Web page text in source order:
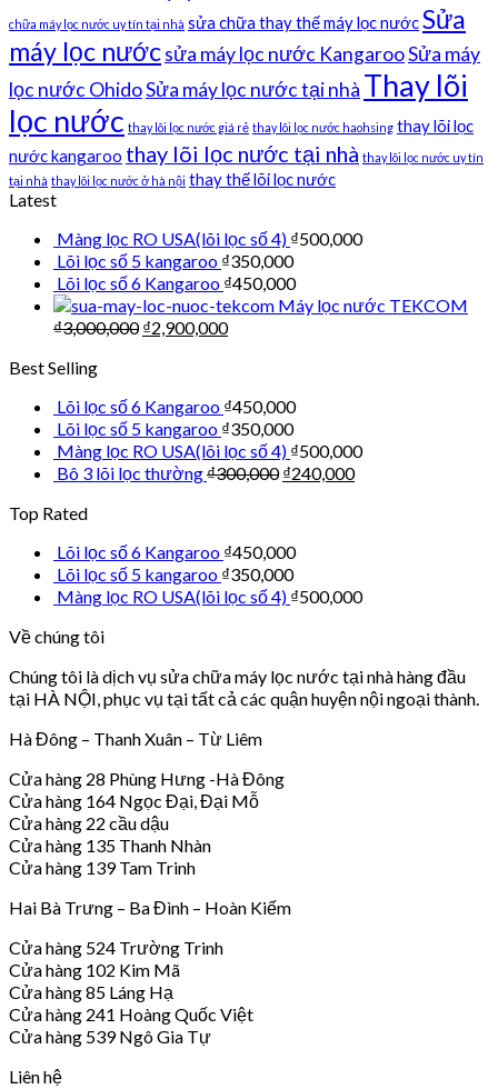
chữa máy lọc nước uy tín tại nhà sửa chữa thay thế máy lọc nướcSửa
máy lọc nướcsửa máy lọc nước KangarooSửa máy
lọc nước OhidoSửa máy lọc nước tại nhà Thay lõi
lọc nước thay lõi lọc nước giá rẻ thay lõi lọc nước haohsing thay lõi lọc
nước kangaroo thay lõi lọc nước tại nhà thay lõi lọc nước uy tín
tại nhà thay lõi lọc nước ở hà nội thay thế lõi lọc nước
Latest
Màng lọc RO USA(lõi lọc số 4) ₫500,000
Lõi lọc số 5 kangaroo ₫350,000
Lõi lọc số 6 Kangaroo ₫450,000
Máy lọc nước TEKCOM
₫3,000,000 ₫2,900,000
Best Selling
Lõi lọc số 6 Kangaroo ₫450,000
Lõi lọc số 5 kangaroo ₫350,000
Màng lọc RO USA(lõi lọc số 4) ₫500,000
Bô 3 lõi lọc thường₫300,000 ₫240,000
Top Rated
Lõi lọc số 6 Kangaroo ₫450,000
Lõi lọc số 5 kangaroo ₫350,000
Màng lọc RO USA(lõi lọc số 4) ₫500,000
Về chúng tôi
Chúng tôi là dịch vụ sửa chữa máy lọc nước tại nhà hàng đầu
tại HÀ NỘI, phục vụ tại tất cả các quận huyện nội ngoại thành.
Hà Đông – Thanh Xuân – Từ Liêm
Cửa hàng 28 Phùng Hưng -Hà Đông
Cửa hàng 164 Ngọc Đại, Đại Mỗ
Cửa hàng 22 cầu dậu
Cửa hàng 135 Thanh Nhàn
Cửa hàng 139 Tam Trinh
Hai Bà Trưng – Ba Đình – Hoàn Kiếm
Cửa hàng 524 Trường Trinh
Cửa hàng 102 Kim Mã
Cửa hàng 85 Láng Hạ
Cửa hàng 241 Hoàng Quốc Việt
Cửa hàng 539 Ngô Gia Tự
Liên hệ